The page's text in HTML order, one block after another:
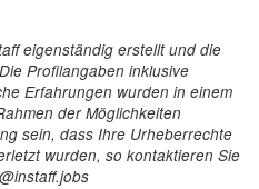
eigenständig erstellt und die
Profilangaben inklusive
Erfahrungen wurden in einem
der Möglichkeiten
sein, dass Ihre Urheberrechte
wurden, so kontaktieren Sie